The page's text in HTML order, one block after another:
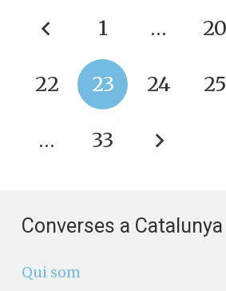
1 … 20
22 23 24 25
… 33
Converses a Catalunya
Qui som